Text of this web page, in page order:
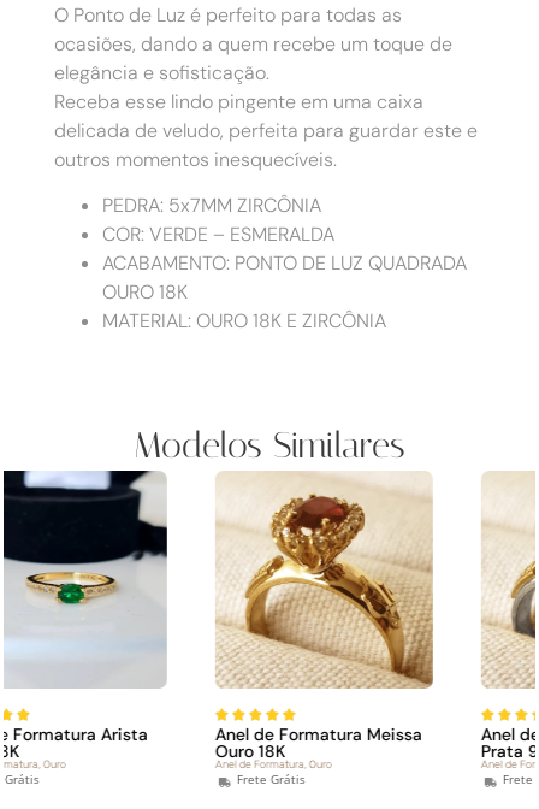
O Ponto de Luz é perfeito para todas as
ocasiões, dando a quem recebe um toque de
elegância e sofisticação.
Receba esse lindo pingente em uma caixa
delicada de veludo, perfeita para guardar este e
outros momentos inesquecíveis.
PEDRA: 5x7MM ZIRCÔNIA
COR: VERDE – ESMERALDA
ACABAMENTO: PONTO DE LUZ QUADRADA
OURO 18K
MATERIAL: OURO 18K E ZIRCÔNIA
Modelos Similares
Anel de Formatura Meissa
Anel de Formatura
Anel de Formatura Meissa
Anel de Formatura